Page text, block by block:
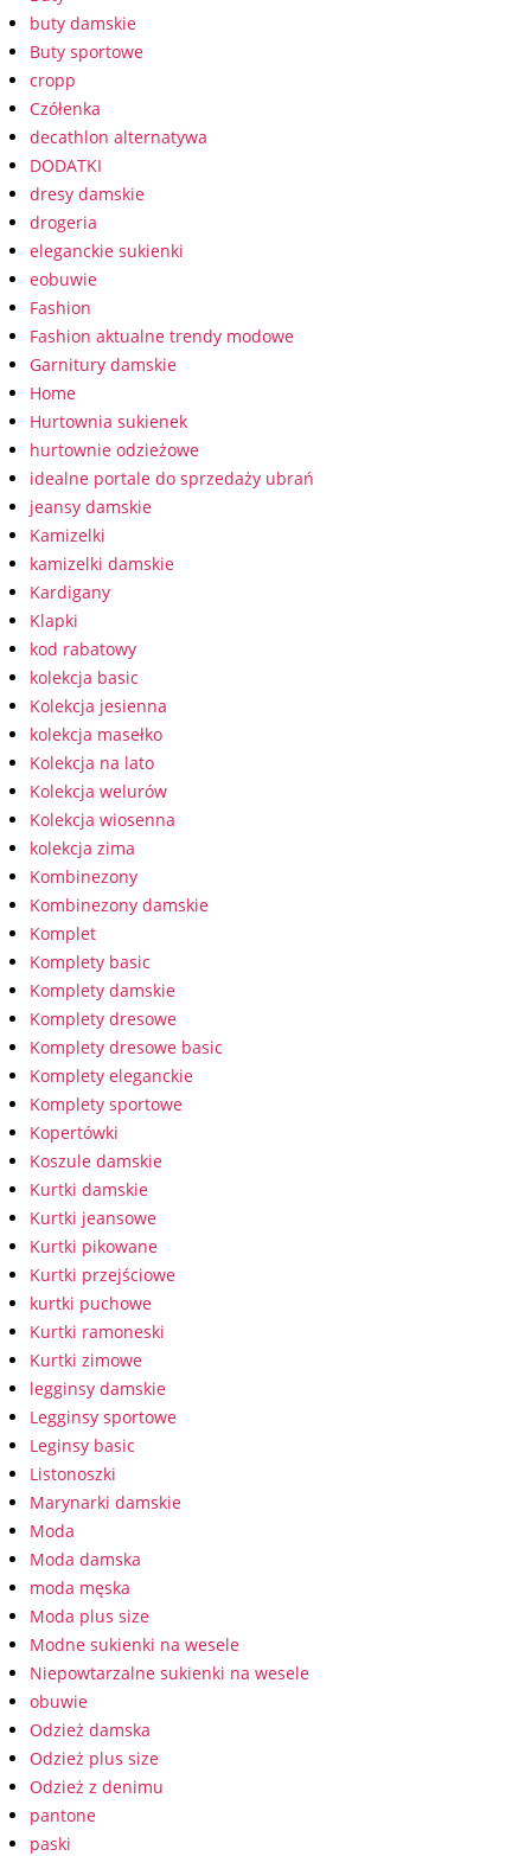
buty damskie
Buty sportowe
cropp
Czółenka
decathlon alternatywa
DODATKI
dresy damskie
drogeria
eleganckie sukienki
eobuwie
Fashion
Fashion aktualne trendy modowe
Garnitury damskie
Home
Hurtownia sukienek
hurtownie odzieżowe
idealne portale do sprzedaży ubrań
jeansy damskie
Kamizelki
kamizelki damskie
Kardigany
Klapki
kod rabatowy
kolekcja basic
Kolekcja jesienna
kolekcja masełko
Kolekcja na lato
Kolekcja welurów
Kolekcja wiosenna
kolekcja zima
Kombinezony
Kombinezony damskie
Komplet
Komplety basic
Komplety damskie
Komplety dresowe
Komplety dresowe basic
Komplety eleganckie
Komplety sportowe
Kopertówki
Koszule damskie
Kurtki damskie
Kurtki jeansowe
Kurtki pikowane
Kurtki przejściowe
kurtki puchowe
Kurtki ramoneski
Kurtki zimowe
legginsy damskie
Legginsy sportowe
Leginsy basic
Listonoszki
Marynarki damskie
Moda
Moda damska
moda męska
Moda plus size
Modne sukienki na wesele
Niepowtarzalne sukienki na wesele
obuwie
Odzież damska
Odzież plus size
Odzież z denimu
pantone
paski